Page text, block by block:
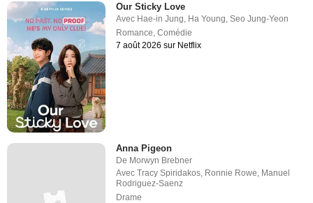
Our Sticky Love
Avec Hae-in Jung Ha Young ,Seo Jung-Yeon
Romance ,Comédie
7 août 2026 sur Netflix
Anna Pigeon
De Morwyn Brebner
AvecTracy Spiridakos, Ronnie Rowe, Manuel
Rodriguez-Saenz
Drame